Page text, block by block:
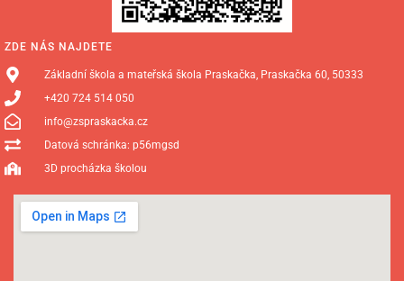
ZDE NÁS NAJDETE
Základní škola a mateřská škola Praskačka, Praskačka 60, 50333
+420 724 514 050
info@zspraskacka.cz
Datová schránka: p56mgsd
3D procházka školou